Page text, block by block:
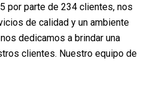
por parte de 234 clientes, nos
de calidad y un ambiente
dedicamos a brindar una
clientes. Nuestro equipo de